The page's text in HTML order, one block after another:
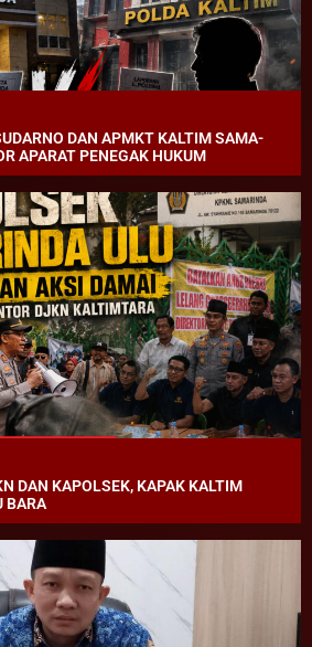
DAN APMKT KALTIM SAMA-
APARAT PENEGAK HUKUM
DAN KAPOLSEK, KAPAK KALTIM
BARA